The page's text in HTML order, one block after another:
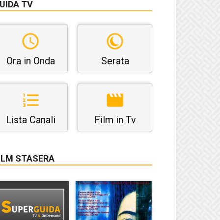
TV
Ora in Onda Serata
Lista Canali Film in Tv
STASERA